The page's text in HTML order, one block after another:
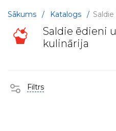
Sākums / Katalogs /
Saldie ēdieni
kulinārija
Filtrs